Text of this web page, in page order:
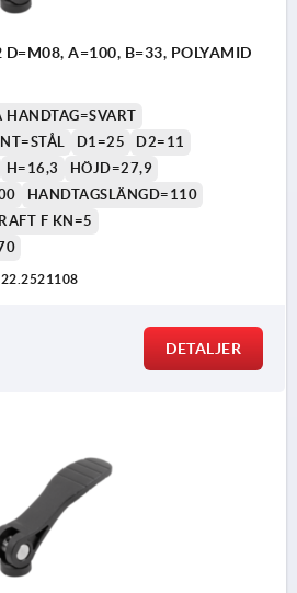
D=M08, A=100, B=33, POLYAMID
HANDTAG=SVART
D1=25
D2=11
H=16,3
HÖJD=27,9
HANDTAGSLÄNGD=110
F KN=5
DETALJER